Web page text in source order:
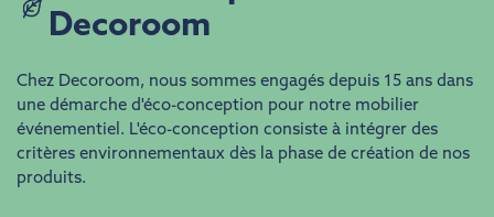
Decoroom
Chez Decoroom, nous sommes engagés depuis 15 ans dans
une démarche d'éco-conception pour notre mobilier
événementiel. L'éco-conception consiste à intégrer des
critères environnementaux dès la phase de création de nos
produits.